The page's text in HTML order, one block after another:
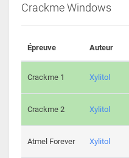
Crackme Windows
Épreuve Auteur
Crackme 1 Xylitol
Crackme 2 Xylitol
Atmel Forever Xylitol